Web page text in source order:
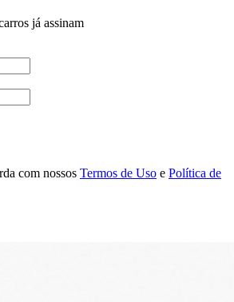
já assinam
com nossos Termos de Uso e Política de